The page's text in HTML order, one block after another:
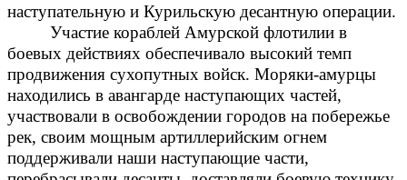
наступательную и Курильскую десантную операции.
Участие кораблей Амурской флотилии в
боевых действиях обеспечивало высокий темп
продвижения сухопутных войск. Моряки-амурцы
находились в авангарде наступающих частей,
участвовали в освобождении городов на побережье
рек, своим мощным артиллерийским огнем
поддерживали наши наступающие части,